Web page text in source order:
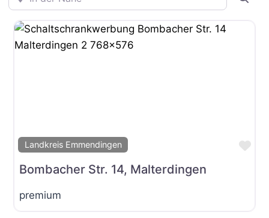
Landkreis Emmendingen
Bombacher Str. 14, Malterdingen
premium